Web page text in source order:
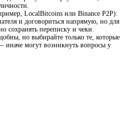
LocalBitcoins или Binance P2P):
и договориться напрямую, но для
сохранять переписку и чеки.
но выбирайте только те, которые
могут возникнуть вопросы у